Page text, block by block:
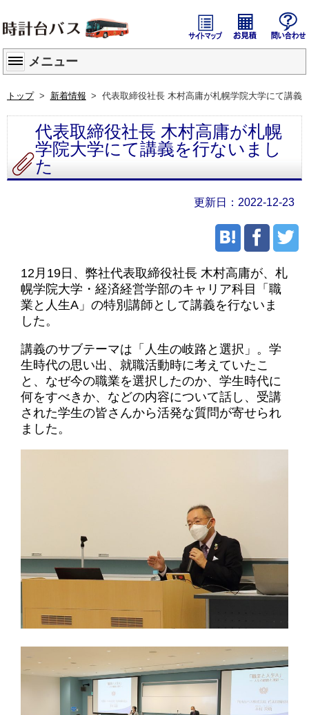
貸切バス
サイトマップ
メニュー
トップ 新着情報 代表取締役社長 木村高庸が札幌学院大学にて講義
代表取締役社長 木村高庸が札幌
学院大学にて講義を行ないまし
た
2022-12-23
12月19日、弊社代表取締役社長 木村高庸が、札
幌学院大学・経済経営学部のキャリア科目「職
業と人生A」の特別講師として講義を行ないま
した。
講義のサブテーマは「人生の岐路と選択」。学
生時代の思い出、就職活動時に考えていたこ
と、なぜ今の職業を選択したのか、学生時代に
何をすべきか、などの内容について話し、受講
された学生の皆さんから活発な質問が寄せられ
ました。